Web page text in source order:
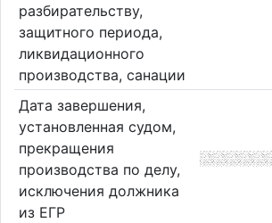
разбирательству,
защитного периода,
ликвидационного
производства, санации
Дата завершения,
установленная судом,
прекращения
производства по делу,
исключения должника
из ЕГР